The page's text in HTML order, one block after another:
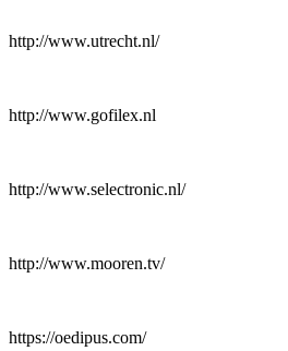
http://www.utrecht.nl/
http://www.gofilex.nl
http://www.selectronic.nl/
http://www.mooren.tv/
https://oedipus.com/